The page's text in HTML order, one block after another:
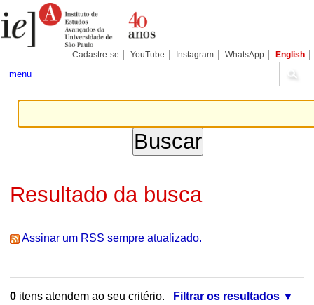
para
conteúdo.
Pessoais
Cadastre-se YouTube Instagram WhatsApp English
menu
Resultado da busca
Assinar um RSS sempre atualizado.
0itens atendem ao seu critério.
Filtrar os resultados